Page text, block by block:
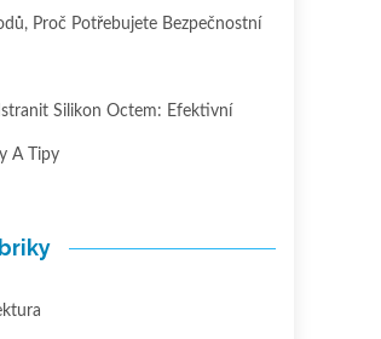
Proč Potřebujete Bezpečnostní
Silikon Octem: Efektivní
A Tipy